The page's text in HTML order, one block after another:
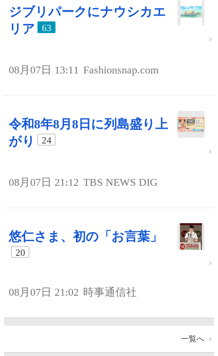
ジブリパークにナウシカエ
リア
63
08月07日 13:11 Fashionsnap.com
令和8年8月8日に列島盛り上
がり
24
08月07日 21:12 TBS NEWS DIG
悠仁さま、初の「お言葉」
20
08月07日 21:02 時事通信社
一覧へ